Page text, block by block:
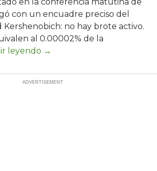
en la conferencia matutina de
con un encuadre preciso del
Kershenobich: no hay brote activo.
al 0.00002% de la